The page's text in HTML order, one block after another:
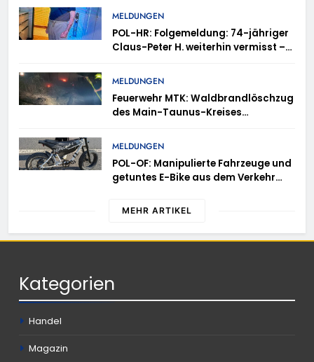
MELDUNGEN
POL-HR: Folgemeldung: 74-jähriger
Claus-Peter H. weiterhin vermisst –
MELDUNGEN
Feuerwehr MTK: Waldbrandlöschzug
des Main-Taunus-Kreises
Rheingau-Taunus-Kreis – Rund 45
Einsatzkräfte sicherten in
schwierigem Gelände die Flanken
des Brandgebietes
MELDUNGEN
POL-OF: Manipulierte Fahrzeuge und
getuntes E-Bike aus dem Verkehr
gleich mehrere Verstöße auf
MEHR ARTIKEL
Kategorien
Handel
Magazin